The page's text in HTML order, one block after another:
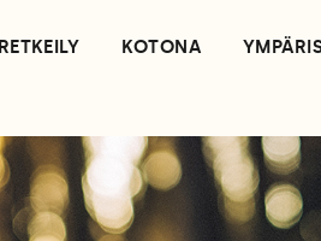
RETKEILY KOTONA